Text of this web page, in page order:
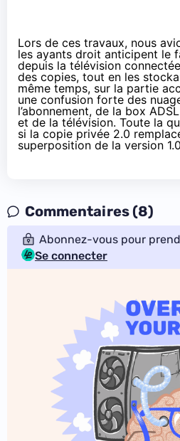
Lors de ces travaux, nous
les ayants droit anticipent le
depuis la télévision
des copies, tout en les
même temps, sur la partie
une confusion forte des
l’abonnement, de la box
et de la télévision. Toute la
si la copie privée 2.0
superposition de la version
Commentaires (8)
Abonnez-vous pour
Se connecter